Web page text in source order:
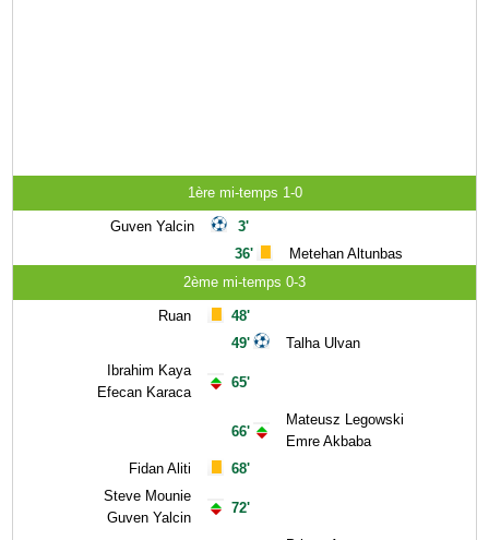
1ère mi-temps 1-0
Guven Yalcin
3'
36'
Metehan Altunbas
2ème mi-temps 0-3
Ruan
Ibrahim Kaya
Efecan Karaca
Fidan Aliti
Steve Mounie
Guven Yalcin
48'
49'
65'
66'
68'
72'
Talha Ulvan
Mateusz Legowski
Emre Akbaba